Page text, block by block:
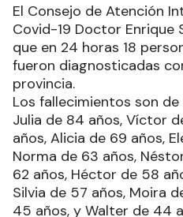
El Consejo de Atención
Covid-19 Doctor Enrique
que en 24 horas 18
fueron diagnosticadas
provincia.
Los fallecimientos son
Julia de 84 años, Víctor
años, Alicia de 69 años,
Norma de 63 años,
62 años, Héctor de 58
Silvia de 57 años, Moira
45 años, y Walter de 44